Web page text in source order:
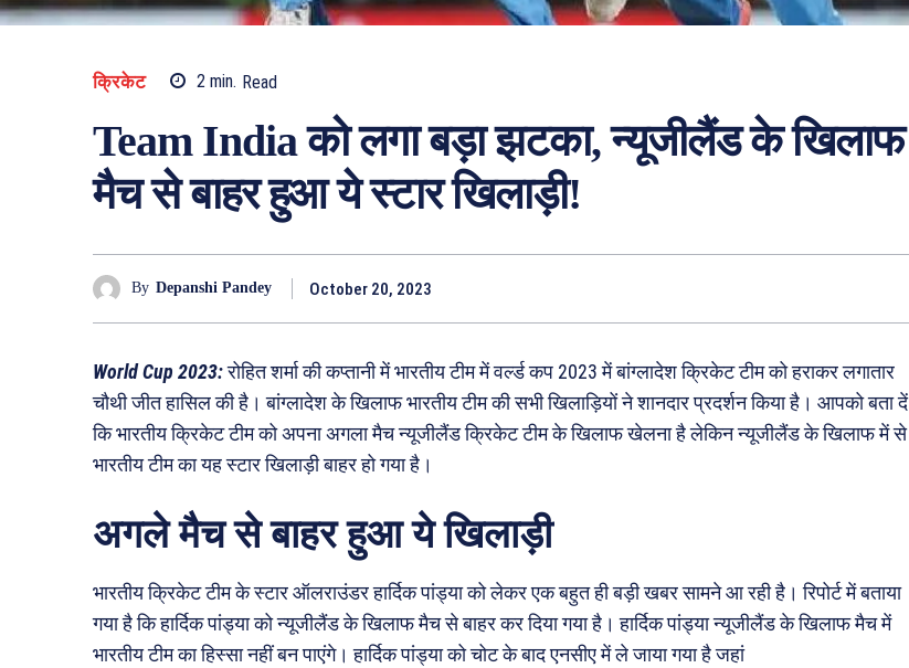
क्रिकेट 2min. Read
Team India को लगा बड़ा झटका, न्यूजीलैंड के खिलाफ
मैच से बाहर हुआ ये स्टार खिलाड़ी!
By Depanshi Pandey October 20, 2023
World Cup 2023:रोहित शर्मा की कप्तानी में भारतीय टीम में वर्ल्ड कप 2023 में बांग्लादेश क्रिकेट टीम को हराकर लगातार
चौथी जीत हासिल की है। बांग्लादेश के खिलाफ भारतीय टीम की सभी खिलाड़ियों ने शानदार प्रदर्शन किया है। आपको बता दें
कि भारतीय क्रिकेट टीम को अपना अगला मैच न्यूजीलैंड क्रिकेट टीम के खिलाफ खेलना है लेकिन न्यूजीलैंड के खिलाफ में से
भारतीय टीम का यह स्टार खिलाड़ी बाहर हो गया है।
अगले मैच से बाहर हुआ ये खिलाड़ी
भारतीय क्रिकेट टीम के स्टार ऑलराउंडर हार्दिक पांड्या को लेकर एक बहुत ही बड़ी खबर सामने आ रही है। रिपोर्ट में बताया
गया है कि हार्दिक पांड्या को न्यूजीलैंड के खिलाफ मैच से बाहर कर दिया गया है। हार्दिक पांड्या न्यूजीलैंड के खिलाफ मैच में
भारतीय टीम का हिस्सा नहीं बन पाएंगे। हार्दिक पांड्या को चोट के बाद एनसीए में ले जाया गया है जहां